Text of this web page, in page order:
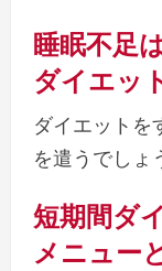
睡眠不足
ダイエッ
ダイエットを
を遣うでしょ
短期間ダ
メニュー